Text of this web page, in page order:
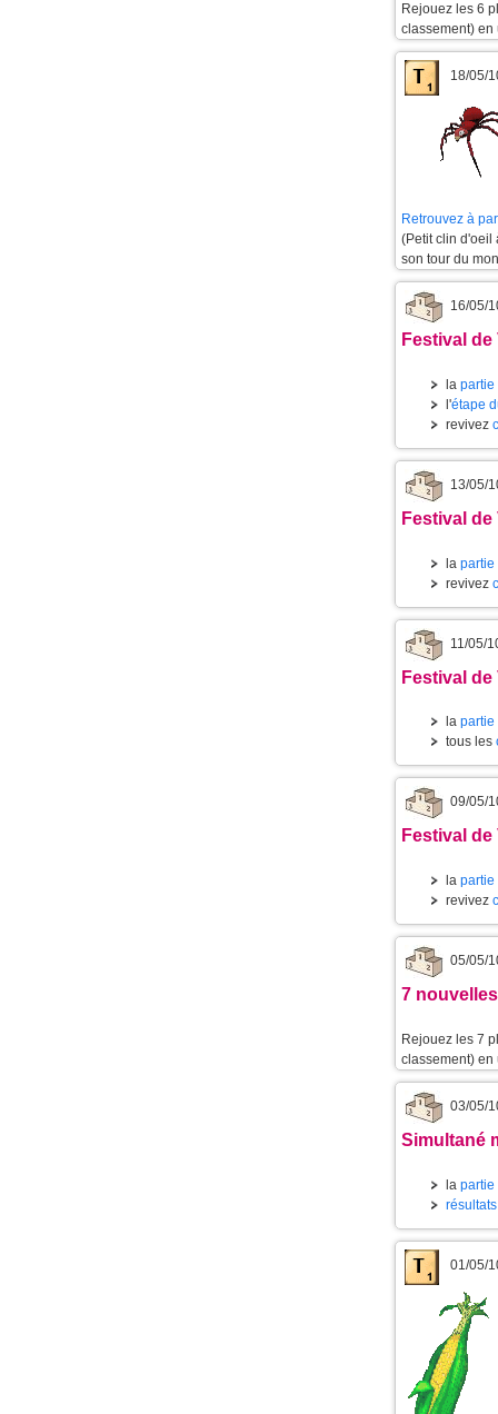
Rejouez les 6
classement)
18/05/
Retrouvez à
(Petit clin d'oeil
son tour du
16/05/
Festival de
la partie
l'étape
revivez
13/05/
Festival
la partie
revivez
11/05/
Festival de
la partie
tous les
09/05/
Festival de
la partie
revivez
05/05/
7
Rejouez les 7
classement)
03/05/
Simultané
la partie
01/05/